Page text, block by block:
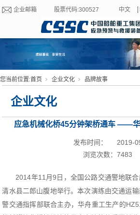
企业邮箱 股票代码:300527 中文
您当前位置:首页 企业文化 品牌故事
企业文化
应急机械化桥45分钟架桥通车 ——
应急演练中成最大
2019-
发布时间：
浏览次数： 7483
2014年11月9日，全国公路交通警地联
清水县二郎山腹地举行。本次演练由交通运
警交通指挥部联合主办，华舟重工生产的